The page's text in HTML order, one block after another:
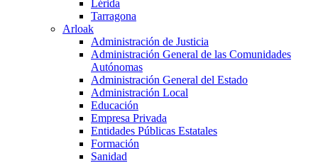
Lérida
Tarragona
Arloak
Administración de Justicia
Administración General de las Comunidades
Autónomas
Administración General del Estado
Administración Local
Educación
Empresa Privada
Entidades Públicas Estatales
Formación
Sanidad